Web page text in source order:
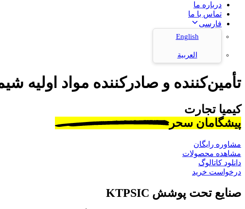
درباره ما
تماس با ما
فارسی
English
العربية
تأمین‌کننده و صادرکننده مواد اولیه
کیمیا تجارت
پیشگامان سحر
مشاوره رایگان
مشاهده محصولات
دانلود کاتالوگ
درخواست خرید
صنایع تحت پوشش KTPSIC